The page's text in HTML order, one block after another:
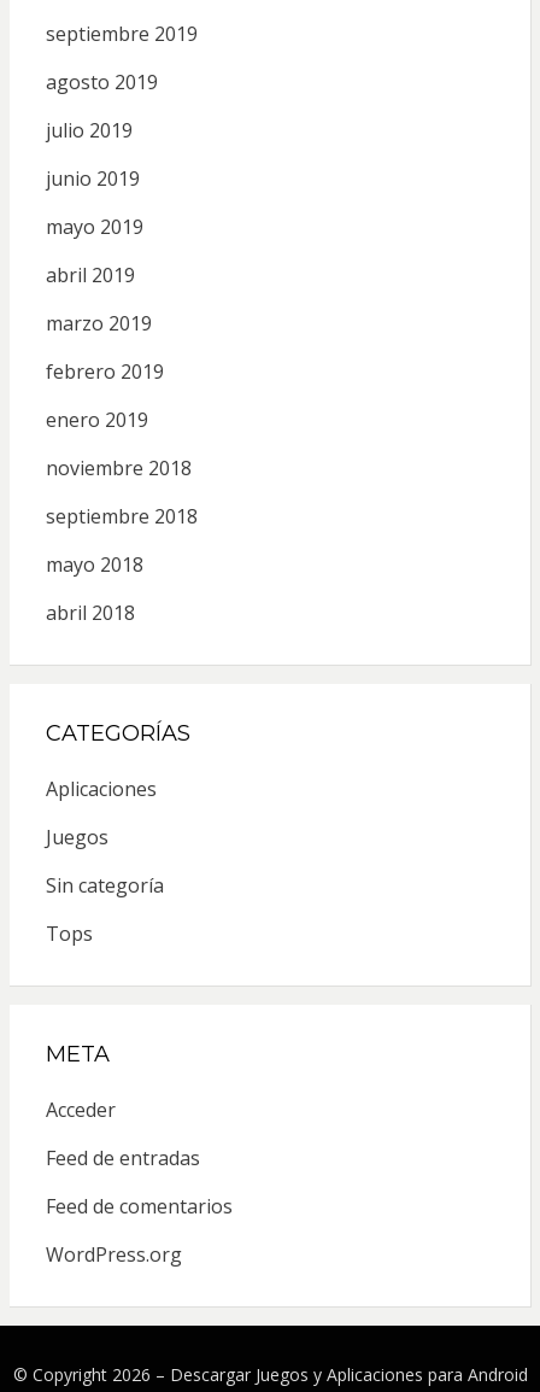
septiembre 2019
agosto 2019
julio 2019
junio 2019
mayo 2019
abril 2019
marzo 2019
febrero 2019
enero 2019
noviembre 2018
septiembre 2018
mayo 2018
abril 2018
CATEGORÍAS
Aplicaciones
Juegos
Sin categoría
Tops
META
Acceder
Feed de entradas
Feed de comentarios
WordPress.org
© Copyright 2026 – Descargar Juegos y Aplicaciones para Android